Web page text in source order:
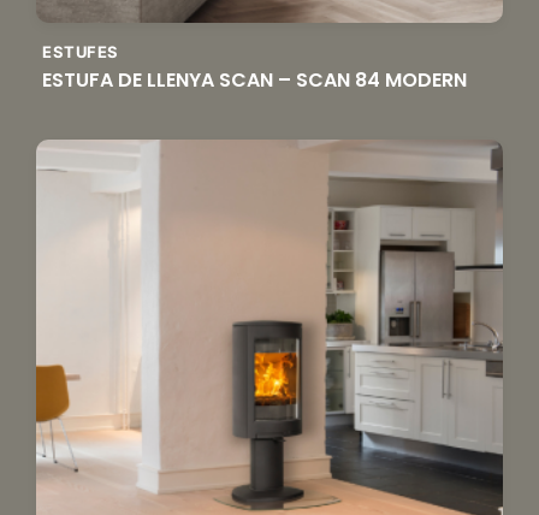
ESTUFES
ESTUFA DE LLENYA SCAN – SCAN 84 MODERN